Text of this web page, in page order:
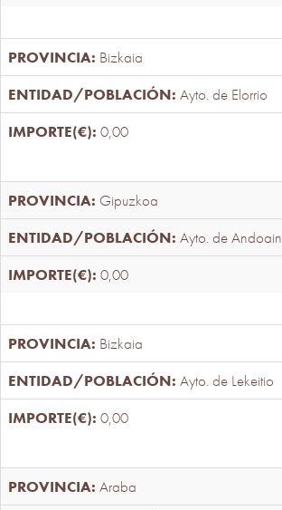
Bizkaia
Ayto. de Elorrio
0,00
Gipuzkoa
Ayto. de Andoain
0,00
Bizkaia
Ayto. de Lekeitio
0,00
Araba